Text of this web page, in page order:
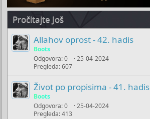
Pročitajte Još
Allahov oprost - 42. hadis
Boots
Odgovora 0
Pregleda 607
25-04-2024
Život po propisima - 41. hadis
Boots
Odgovora 0
Pregleda 413
25-04-2024